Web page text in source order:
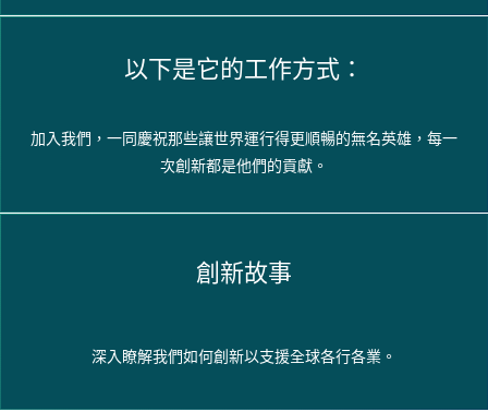
以下是它的工作方式：
加入我們，一同慶祝那些讓世界運行得更順暢的無名英雄，每一
次創新都是他們的貢獻。
創新故事
深入瞭解我們如何創新以支援全球各行各業。